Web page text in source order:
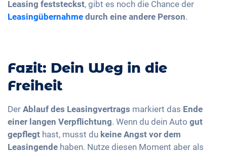
Leasing feststeckst, gibt es noch die Chance der
Leasingübernahme durch eine andere Person.
Fazit: Dein Weg in die
Freiheit
Der Ablauf des Leasingvertrags markiert das Ende
einer langen Verpflichtung. Wenn du dein Auto gut
gepflegt hast, musst du keine Angst vor dem
Leasingende haben. Nutze diesen Moment aber als